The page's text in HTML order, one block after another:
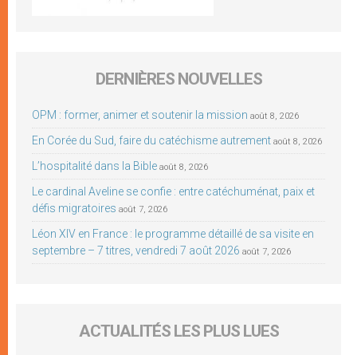
DERNIÈRES NOUVELLES
OPM : former, animer et soutenir la mission août 8, 2026
En Corée du Sud, faire du catéchisme autrement août 8, 2026
L’hospitalité dans la Bible août 8, 2026
Le cardinal Aveline se confie : entre catéchuménat, paix et
défis migratoires août 7, 2026
Léon XIV en France : le programme détaillé de sa visite en
septembre – 7 titres, vendredi 7 août 2026 août 7, 2026
ACTUALITÉS LES PLUS LUES